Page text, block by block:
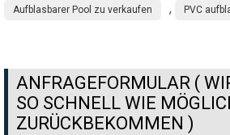
Aufblasbarer Pool zu verkaufen , PVC
ANFRAGEFORMULAR (
SO SCHNELL WIE
ZURÜCKBEKOMMEN )